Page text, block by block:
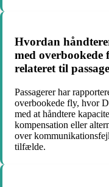
Hvordan
med
relateret til
Passagerer har
overbookede fly, hvor
med at håndtere
kompensation eller
over
tilfælde.